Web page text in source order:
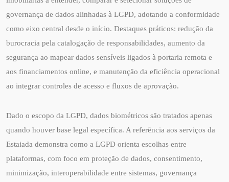
governança de dados alinhadas à LGPD, adotando a conformidade
como eixo central desde o início. Destaques práticos: redução da
burocracia pela catalogação de responsabilidades, aumento da
segurança ao mapear dados sensíveis ligados à portaria remota e
aos financiamentos online, e manutenção da eficiência operacional
ao integrar controles de acesso e fluxos de aprovação.
Dado o escopo da LGPD, dados biométricos são tratados apenas
quando houver base legal específica. A referência aos serviços da
Estaiada demonstra como a LGPD orienta escolhas entre
plataformas, com foco em proteção de dados, consentimento,
minimização, interoperabilidade entre sistemas, governança